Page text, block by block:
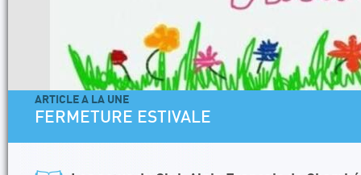
ARTICLE A LA UNE
FERMETURE ESTIVALE